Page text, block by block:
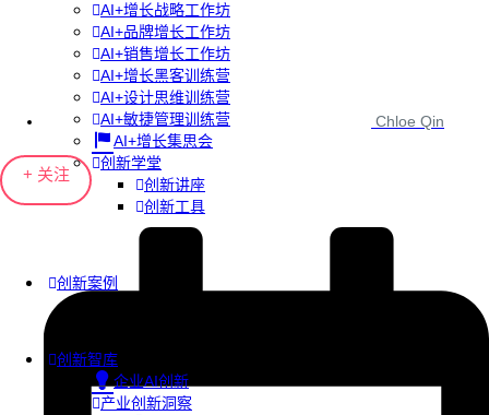
AI+增长战略工作坊
AI+品牌增长工作坊
AI+销售增长工作坊
AI+增长黑客训练营
AI+设计思维训练营
AI+敏捷管理训练营
AI+增长集思会
创新学堂
创新讲座
创新工具
创新案例
创新智库
企业AI创新
产业创新洞察
Chloe Qin
+ 关注